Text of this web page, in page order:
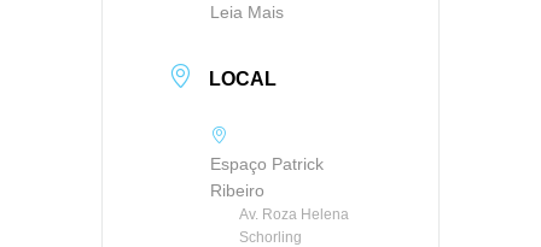
Leia Mais
LOCAL
Espaço Patrick
Ribeiro
Av. Roza Helena
Schorling